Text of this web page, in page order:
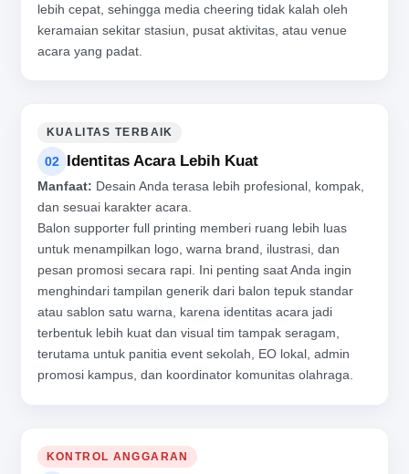
lebih cepat, sehingga media cheering tidak kalah oleh
keramaian sekitar stasiun, pusat aktivitas, atau venue
acara yang padat.
KUALITAS TERBAIK
02 Identitas Acara Lebih Kuat
Manfaat: Desain Anda terasa lebih profesional, kompak,
dan sesuai karakter acara.
Balon supporter full printing memberi ruang lebih luas
untuk menampilkan logo, warna brand, ilustrasi, dan
pesan promosi secara rapi. Ini penting saat Anda ingin
menghindari tampilan generik dari balon tepuk standar
atau sablon satu warna, karena identitas acara jadi
terbentuk lebih kuat dan visual tim tampak seragam,
terutama untuk panitia event sekolah, EO lokal, admin
promosi kampus, dan koordinator komunitas olahraga.
KONTROL ANGGARAN